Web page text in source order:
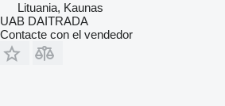
Lituania, Kaunas
UAB DAITRADA
Contacte con el vendedor